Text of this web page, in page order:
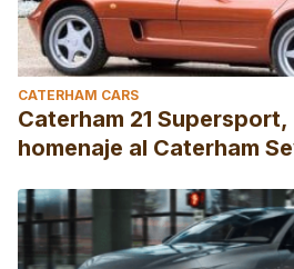
CATERHAM CARS
Caterham 21
homenaje al Caterham